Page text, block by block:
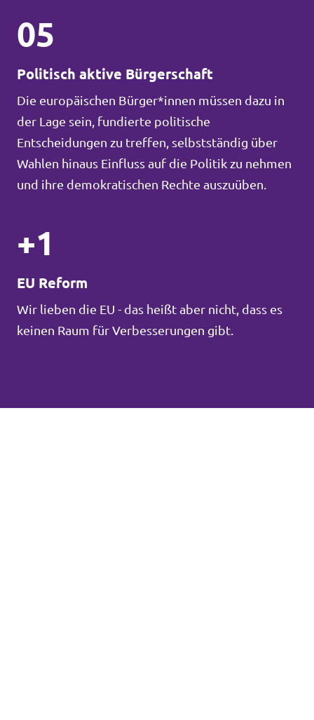
05
Politisch aktive Bürgerschaft
Die europäischen Bürger*innen müssen dazu in
der Lage sein, fundierte politische
Entscheidungen zu treffen, selbstständig über
Wahlen hinaus Einfluss auf die Politik zu nehmen
und ihre demokratischen Rechte auszuüben.
+1
EU Reform
Wir lieben die EU - das heißt aber nicht, dass es
keinen Raum für Verbesserungen gibt.